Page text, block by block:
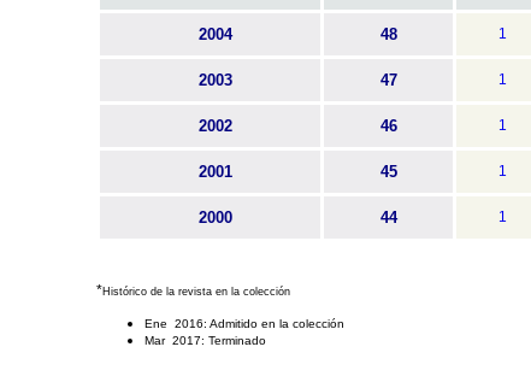
2004 48 1
2003 47 1
2002 46 1
2001 45 1
2000 44 1
*Histórico de la revista en la colección
Ene 2016: Admitido en la colección
Mar 2017: Terminado